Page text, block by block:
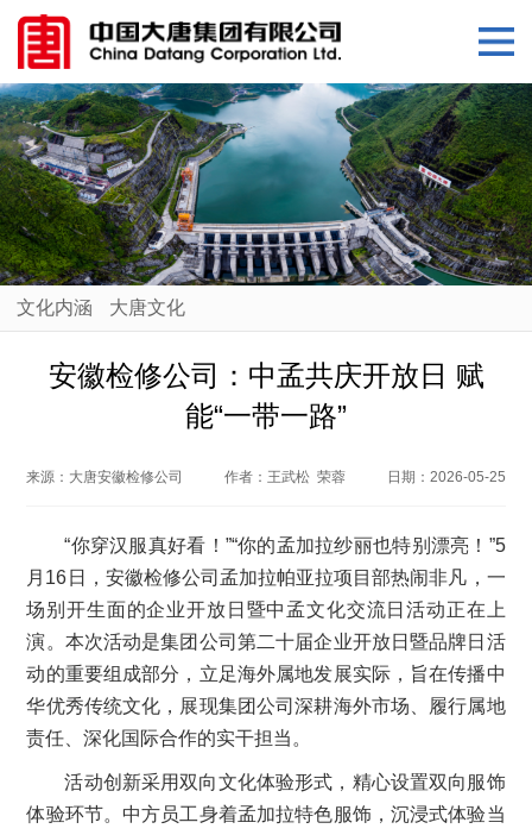
文化内涵 大唐文化
安徽检修公司：中孟共庆开放日 赋
能“一带一路”
来源： 大唐安徽检修公司 作者： 王武松 荣蓉 日期： 2026-05-25
“你穿汉服真好看！”“你的孟加拉纱丽也特别漂亮！”5
月16日，安徽检修公司孟加拉帕亚拉项目部热闹非凡，一
场别开生面的企业开放日暨中孟文化交流日活动正在上
演。本次活动是集团公司第二十届企业开放日暨品牌日活
动的重要组成部分，立足海外属地发展实际，旨在传播中
华优秀传统文化，展现集团公司深耕海外市场、履行属地
责任、深化国际合作的实干担当。
活动创新采用双向文化体验形式，精心设置双向服饰
体验环节。中方员工身着孟加拉特色服饰，沉浸式体验当